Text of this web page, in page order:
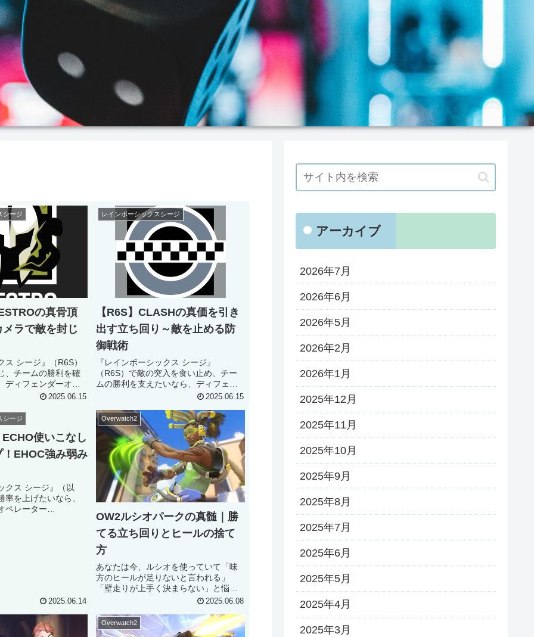
シージ
の真骨頂
ラで敵を封じ
ス シージ』（R6S）
、チームの勝利を確
ディフェンダーオペ
（マエスト
ービルアイ（バルカ
情報収集とエリア...
2025.06.15
レインボーシックスシージ
【R6S】CLASHの真価を引き
出す立ち回り～敵を止める防
御戦術
『レインボーシックス シージ』
（R6S）で敵の突入を食い止め、チー
ムの勝利を支えたいなら、ディフェン
ダーオペレーター「CLASH（クラッシ
の「CCEシールド」と独特な戦術は、
敵の進攻を遅らせ、戦況をコント...
2025.06.15
シージ
使いこなし
EHOC強み弱み
クス シージ』（以
率を上げたいなら、
ペレーター
2025.06.14
Overwatch2
OW2ルシオパークの真髄｜勝
てる立ち回りとヒールの捨て
方
あなたは今、ルシオを使っていて「味
方のヒールが足りないと言われる」
「壁走りが上手く決まらない」と悩ん
でいませんか？ 実は、ルシオで勝てな
り替え（判断）」と「地面に降りすぎ
ていること」にあります。 私はOW...
2025.06.08
Overwatch2
アーカイブ
2026年7月
2026年6月
2026年5月
2026年2月
2026年1月
2025年12月
2025年11月
2025年10月
2025年9月
2025年8月
2025年7月
2025年6月
2025年5月
2025年4月
2025年3月